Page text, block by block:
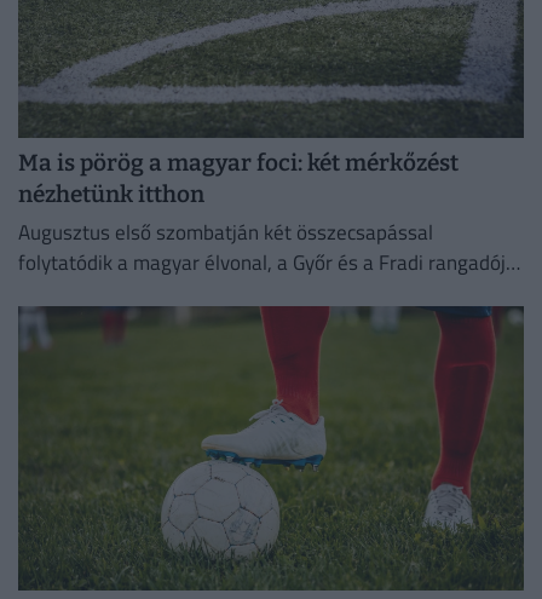
Ma is pörög a magyar foci: két mérkőzést
nézhetünk itthon
Augusztus első szombatján két összecsapással
folytatódik a magyar élvonal, a Győr és a Fradi rangadója